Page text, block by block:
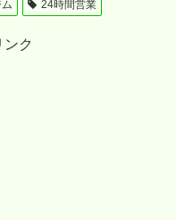
24時間営業
ンク